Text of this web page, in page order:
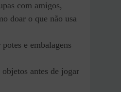
com amigos,
doar o que não usa
e embalagens
objetos antes de jogar